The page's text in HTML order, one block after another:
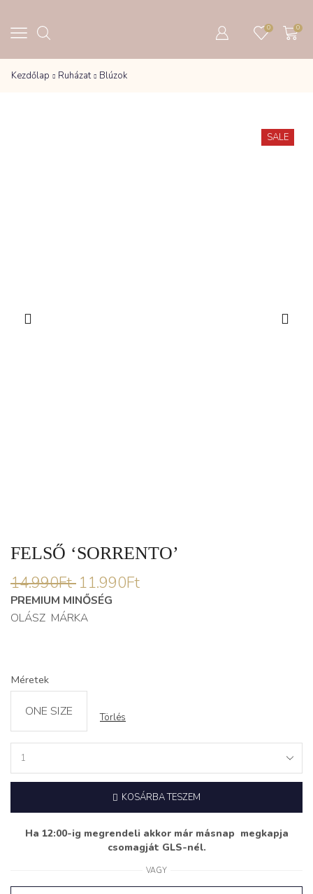
0 0
Kezdőlap Ruházat Blúzok
SALE
FELSŐ ‘SORRENTO’
14.990Ft 11.990Ft
PREMIUM MINŐSÉG
OLÁSZ MÁRKA
Méretek
ONE SIZE Törlés
‘SORRENTO’
KOSÁRBA TESZEM
Ha 12:00-ig megrendeli akkor már másnap megkapja
csomagját GLS-nél.
VAGY